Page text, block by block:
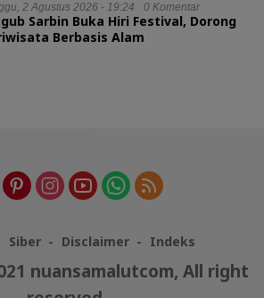
2 Agustus 2026 - 19:24 0 Komentar
Sarbin Buka Hiri Festival, Dorong
Berbasis Alam
Siber Disclaimer Indeks
nuansamalutcom, All right